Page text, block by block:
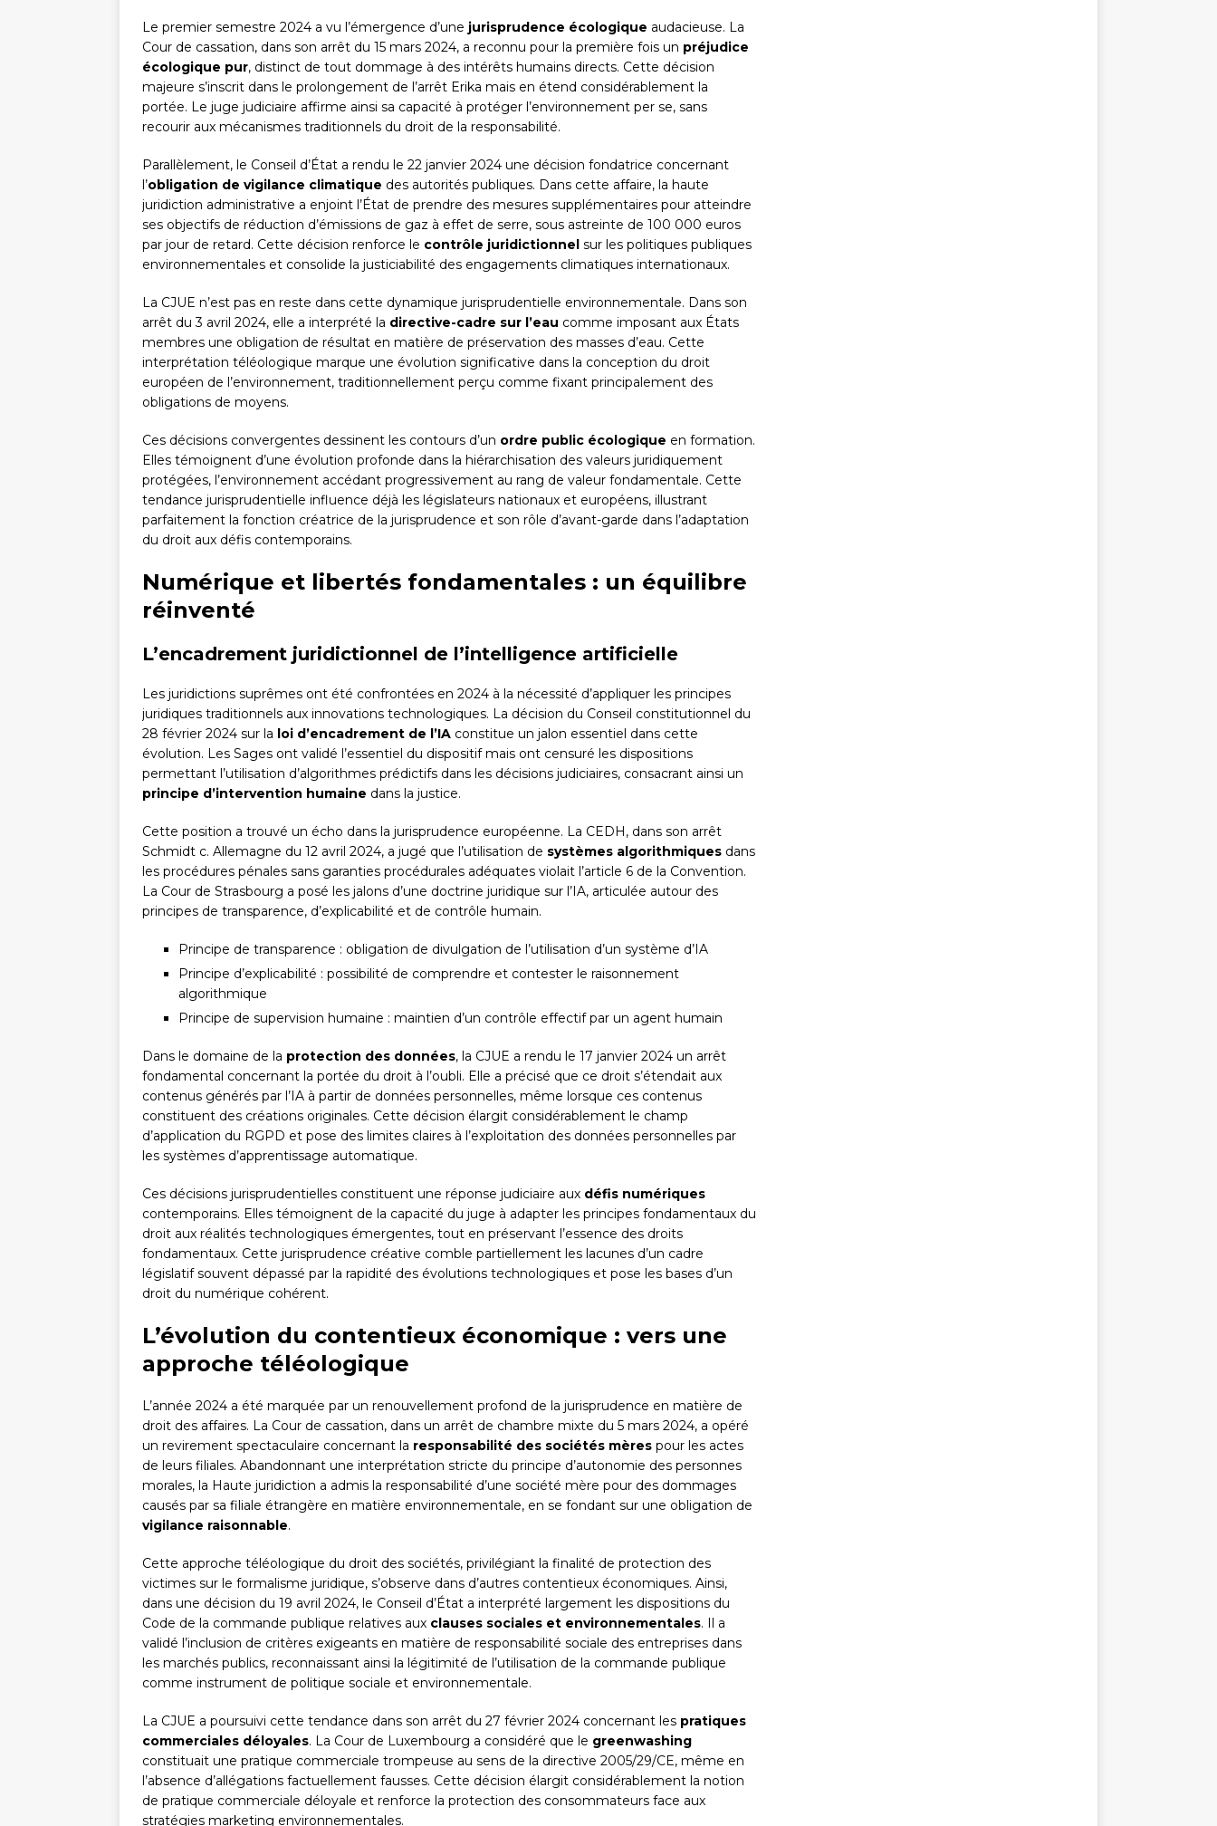
Le premier semestre 2024 a vu l’émergence d’une jurisprudence écologique audacieuse. La
Cour de cassation, dans son arrêt du 15 mars 2024, a reconnu pour la première fois un préjudice
écologique pur, distinct de tout dommage à des intérêts humains directs. Cette décision
majeure s’inscrit dans le prolongement de l’arrêt Erika mais en étend considérablement la
portée. Le juge judiciaire affirme ainsi sa capacité à protéger l’environnement per se, sans
recourir aux mécanismes traditionnels du droit de la responsabilité.
Parallèlement, le Conseil d’État a rendu le 22 janvier 2024 une décision fondatrice concernant
l’obligation de vigilance climatique des autorités publiques. Dans cette affaire, la haute
juridiction administrative a enjoint l’État de prendre des mesures supplémentaires pour atteindre
ses objectifs de réduction d’émissions de gaz à effet de serre, sous astreinte de 100 000 euros
par jour de retard. Cette décision renforce le contrôle juridictionnel sur les politiques publiques
environnementales et consolide la justiciabilité des engagements climatiques internationaux.
La CJUE n’est pas en reste dans cette dynamique jurisprudentielle environnementale. Dans son
arrêt du 3 avril 2024, elle a interprété la directive-cadre sur l’eau comme imposant aux États
membres une obligation de résultat en matière de préservation des masses d’eau. Cette
interprétation téléologique marque une évolution significative dans la conception du droit
européen de l’environnement, traditionnellement perçu comme fixant principalement des
obligations de moyens.
Ces décisions convergentes dessinent les contours d’un ordre public écologique en formation.
Elles témoignent d’une évolution profonde dans la hiérarchisation des valeurs juridiquement
protégées, l’environnement accédant progressivement au rang de valeur fondamentale. Cette
tendance jurisprudentielle influence déjà les législateurs nationaux et européens, illustrant
parfaitement la fonction créatrice de la jurisprudence et son rôle d’avant-garde dans l’adaptation
du droit aux défis contemporains.
Numérique et libertés fondamentales : un équilibre
réinventé
L’encadrement juridictionnel de l’intelligence artificielle
Les juridictions suprêmes ont été confrontées en 2024 à la nécessité d’appliquer les principes
juridiques traditionnels aux innovations technologiques. La décision du Conseil constitutionnel du
28 février 2024 sur la loi d’encadrement de l’IA constitue un jalon essentiel dans cette
évolution. Les Sages ont validé l’essentiel du dispositif mais ont censuré les dispositions
permettant l’utilisation d’algorithmes prédictifs dans les décisions judiciaires, consacrant ainsi un
principe d’intervention humaine dans la justice.
Cette position a trouvé un écho dans la jurisprudence européenne. La CEDH, dans son arrêt
Schmidt c. Allemagne du 12 avril 2024, a jugé que l’utilisation de systèmes algorithmiques dans
les procédures pénales sans garanties procédurales adéquates violait l’article 6 de la Convention.
La Cour de Strasbourg a posé les jalons d’une doctrine juridique sur l’IA, articulée autour des
principes de transparence, d’explicabilité et de contrôle humain.
Principe de transparence : obligation de divulgation de l’utilisation d’un système d’IA
Principe d’explicabilité : possibilité de comprendre et contester le raisonnement
algorithmique
Principe de supervision humaine : maintien d’un contrôle effectif par un agent humain
Dans le domaine de la protection des données, la CJUE a rendu le 17 janvier 2024 un arrêt
fondamental concernant la portée du droit à l’oubli. Elle a précisé que ce droit s’étendait aux
contenus générés par l’IA à partir de données personnelles, même lorsque ces contenus
constituent des créations originales. Cette décision élargit considérablement le champ
d’application du RGPD et pose des limites claires à l’exploitation des données personnelles par
les systèmes d’apprentissage automatique.
Ces décisions jurisprudentielles constituent une réponse judiciaire aux défis numériques
contemporains. Elles témoignent de la capacité du juge à adapter les principes fondamentaux du
droit aux réalités technologiques émergentes, tout en préservant l’essence des droits
fondamentaux. Cette jurisprudence créative comble partiellement les lacunes d’un cadre
législatif souvent dépassé par la rapidité des évolutions technologiques et pose les bases d’un
droit du numérique cohérent.
L’évolution du contentieux économique : vers une
approche téléologique
L’année 2024 a été marquée par un renouvellement profond de la jurisprudence en matière de
droit des affaires. La Cour de cassation, dans un arrêt de chambre mixte du 5 mars 2024, a opéré
un revirement spectaculaire concernant la responsabilité des sociétés mères pour les actes
de leurs filiales. Abandonnant une interprétation stricte du principe d’autonomie des personnes
morales, la Haute juridiction a admis la responsabilité d’une société mère pour des dommages
causés par sa filiale étrangère en matière environnementale, en se fondant sur une obligation de
vigilance raisonnable.
Cette approche téléologique du droit des sociétés, privilégiant la finalité de protection des
victimes sur le formalisme juridique, s’observe dans d’autres contentieux économiques. Ainsi,
dans une décision du 19 avril 2024, le Conseil d’État a interprété largement les dispositions du
Code de la commande publique relatives aux clauses sociales et environnementales. Il a
validé l’inclusion de critères exigeants en matière de responsabilité sociale des entreprises dans
les marchés publics, reconnaissant ainsi la légitimité de l’utilisation de la commande publique
comme instrument de politique sociale et environnementale.
La CJUE a poursuivi cette tendance dans son arrêt du 27 février 2024 concernant les pratiques
commerciales déloyales. La Cour de Luxembourg a considéré que le greenwashing
constituait une pratique commerciale trompeuse au sens de la directive 2005/29/CE, même en
l’absence d’allégations factuellement fausses. Cette décision élargit considérablement la notion
de pratique commerciale déloyale et renforce la protection des consommateurs face aux
stratégies marketing environnementales.